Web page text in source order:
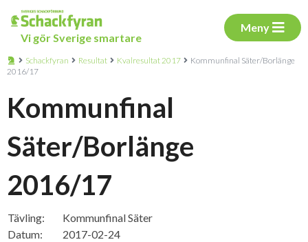
Vi gör Sverige smartare
Meny
Schackfyran Resultat Kvalresultat 2017
Kommunfinal Säter/Borlänge
2016/17
Kommunfinal
Säter/Borlänge
2016/17
Tävling:
Kommunfinal Säter
Datum:
2017-02-24